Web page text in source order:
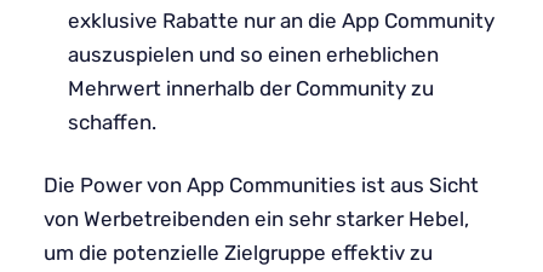
exklusive Rabatte nur an die App Community
auszuspielen und so einen erheblichen
Mehrwert innerhalb der Community zu
schaffen.
Die Power von App Communities ist aus Sicht
von Werbetreibenden ein sehr starker Hebel,
um die potenzielle Zielgruppe effektiv zu